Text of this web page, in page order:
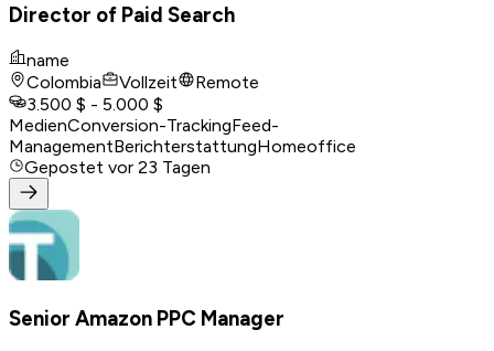
Director of Paid Search
name
Colombia
Vollzeit
Remote
3.500 $ - 5.000 $
MedienConversion-TrackingFeed-
ManagementBerichterstattungHomeoffice
Gepostet vor 23 Tagen
Senior Amazon PPC Manager